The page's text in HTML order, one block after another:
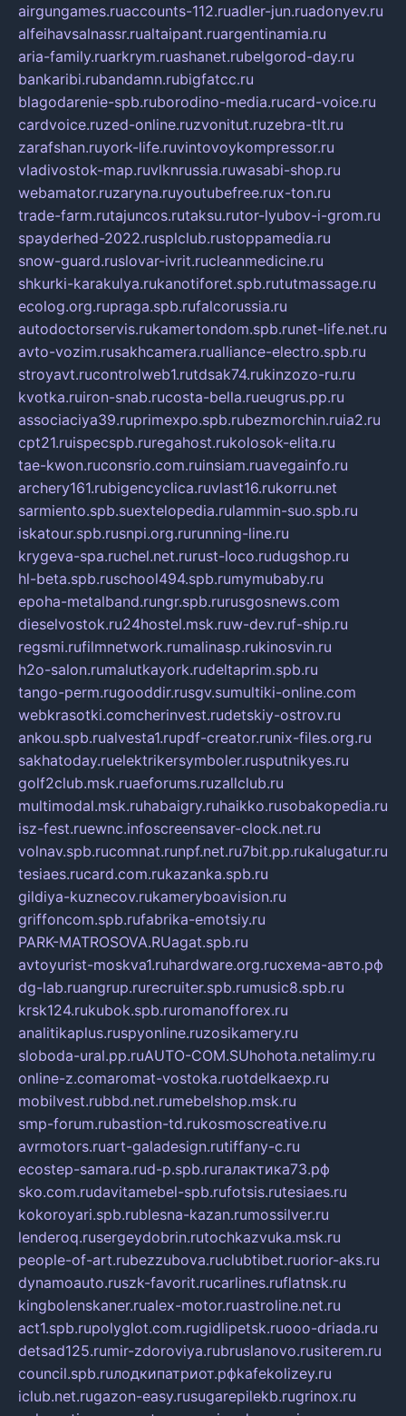
airgungames.ruaccounts-112.ruadler-jun.ruadonyev.ru
alfeihavsalnassr.rualtaipant.ruargentinamia.ru
aria-family.ruarkrym.ruashanet.rubelgorod-day.ru
bankaribi.rubandamn.rubigfatcc.ru
blagodarenie-spb.ruborodino-media.rucard-voice.ru
cardvoice.ruzed-online.ruzvonitut.ruzebra-tlt.ru
zarafshan.ruyork-life.ruvintovoykompressor.ru
vladivostok-map.ruvlknrussia.ruwasabi-shop.ru
webamator.ruzaryna.ruyoutubefree.rux-ton.ru
trade-farm.rutajuncos.rutaksu.rutor-lyubov-i-grom.ru
spayderhed-2022.rusplclub.rustoppamedia.ru
snow-guard.ruslovar-ivrit.rucleanmedicine.ru
shkurki-karakulya.rukanotiforet.spb.rututmassage.ru
ecolog.org.rupraga.spb.rufalcorussia.ru
autodoctorservis.rukamertondom.spb.runet-life.net.ru
avto-vozim.rusakhcamera.rualliance-electro.spb.ru
stroyavt.rucontrolweb1.rutdsak74.rukinzozo-ru.ru
kvotka.ruiron-snab.rucosta-bella.rueugrus.pp.ru
associaciya39.ruprimexpo.spb.rubezmorchin.ruia2.ru
cpt21.ruispecspb.ruregahost.rukolosok-elita.ru
tae-kwon.ruconsrio.com.ruinsiam.ruavegainfo.ru
archery161.rubigencyclica.ruvlast16.rukorru.net
sarmiento.spb.suextelopedia.rulammin-suo.spb.ru
iskatour.spb.rusnpi.org.rurunning-line.ru
krygeva-spa.ruchel.net.rurust-loco.rudugshop.ru
hl-beta.spb.ruschool494.spb.rumymubaby.ru
epoha-metalband.rungr.spb.rurusgosnews.com
dieselvostok.ru24hostel.msk.ruw-dev.ruf-ship.ru
regsmi.rufilmnetwork.rumalinasp.rukinosvin.ru
h2o-salon.rumalutkayork.rudeltaprim.spb.ru
tango-perm.rugooddir.rusgv.sumultiki-online.com
webkrasotki.comcherinvest.rudetskiy-ostrov.ru
ankou.spb.rualvesta1.rupdf-creator.runix-files.org.ru
sakhatoday.ruelektrikersymboler.rusputnikyes.ru
golf2club.msk.ruaeforums.ruzallclub.ru
multimodal.msk.ruhabaigry.ruhaikko.rusobakopedia.ru
isz-fest.ruewnc.infoscreensaver-clock.net.ru
volnav.spb.rucomnat.runpf.net.ru7bit.pp.rukalugatur.ru
tesiaes.rucard.com.rukazanka.spb.ru
gildiya-kuznecov.rukameryboavision.ru
griffoncom.spb.rufabrika-emotsiy.ru
PARK-MATROSOVA.RUagat.spb.ru
avtoyurist-moskva1.ruhardware.org.ruсхема-авто.рф
dg-lab.ruangrup.rurecruiter.spb.rumusic8.spb.ru
krsk124.rukubok.spb.ruromanofforex.ru
analitikaplus.ruspyonline.ruzosikamery.ru
sloboda-ural.pp.ruAUTO-COM.SUhohota.netalimy.ru
online-z.comaromat-vostoka.ruotdelkaexp.ru
mobilvest.rubbd.net.rumebelshop.msk.ru
smp-forum.rubastion-td.rukosmoscreative.ru
avrmotors.ruart-galadesign.rutiffany-c.ru
ecostep-samara.rud-p.spb.ruгалактика73.рф
sko.com.rudavitamebel-spb.rufotsis.rutesiaes.ru
kokoroyari.spb.rublesna-kazan.rumossilver.ru
lenderoq.rusergeydobrin.rutochkazvuka.msk.ru
people-of-art.rubezzubova.ruclubtibet.ruorior-aks.ru
dynamoauto.ruszk-favorit.rucarlines.ruflatnsk.ru
kingbolenskaner.rualex-motor.ruastroline.net.ru
act1.spb.rupolyglot.com.rugidlipetsk.ruooo-driada.ru
detsad125.rumir-zdoroviya.rubruslanovo.rusiterem.ru
council.spb.ruлодкипатриот.рфkafekolizey.ru
iclub.net.rugazon-easy.rusugarepilekb.rugrinox.ru